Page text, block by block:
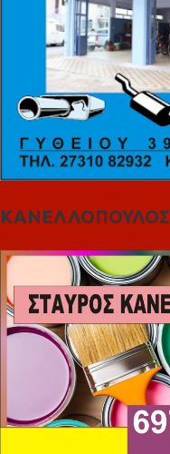
ΚΑΝΕΛΛΟΠΟΥΛΟΣ